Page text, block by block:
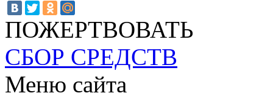
ПОЖЕРТВОВАТЬ
СБОР СРЕДСТВ
Меню сайта